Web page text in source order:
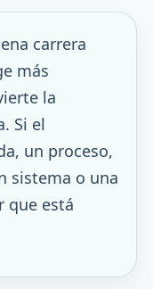
carrera
más
la
Si el
un proceso,
sistema o una
que está